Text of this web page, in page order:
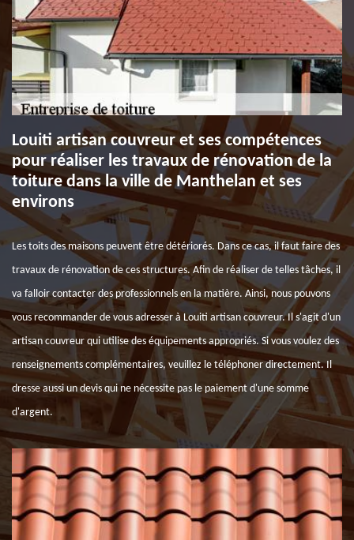
Louiti artisan couvreur et ses compétences
pour réaliser les travaux de rénovation de la
toiture dans la ville de Manthelan et ses
environs
Les toits des maisons peuvent être détériorés. Dans ce cas, il faut faire des
travaux de rénovation de ces structures. Afin de réaliser de telles tâches, il
va falloir contacter des professionnels en la matière. Ainsi, nous pouvons
vous recommander de vous adresser à Louiti artisan couvreur. Il s'agit d'un
artisan couvreur qui utilise des équipements appropriés. Si vous voulez des
renseignements complémentaires, veuillez le téléphoner directement. Il
dresse aussi un devis qui ne nécessite pas le paiement d'une somme
d'argent.